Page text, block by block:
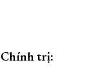
Chính trị: